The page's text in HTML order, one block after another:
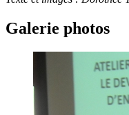
Galerie photos